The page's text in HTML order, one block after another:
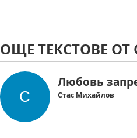
ОЩЕ ТЕКСТОВЕ
Любовь
Стас Михайлов